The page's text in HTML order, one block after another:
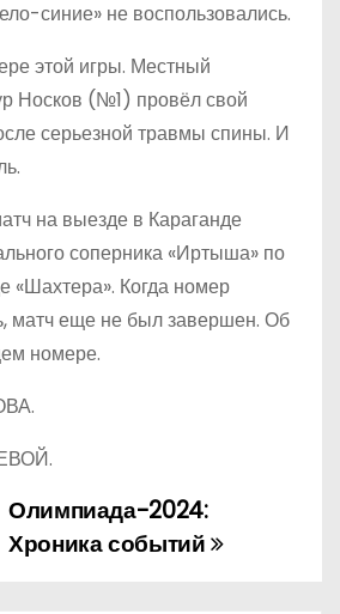
синие» не воспользовались.
этой игры. Местный
Носков (№1) провёл свой
серьезной травмы спины. И
на выезде в Караганде
соперника «Иртыша» по
«Шахтера». Когда номер
матч еще не был завершен. Об
номере.
Олимпиада-2024:
Хроника событий